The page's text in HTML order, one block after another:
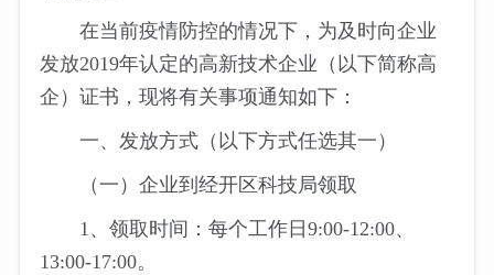
在当前疫情防控的情况下，为及时向企业
发放2019年认定的高新技术企业（以下简称高
企）证书，现将有关事项通知如下：
一、发放方式（以下方式任选其一）
（一）企业到经开区科技局领取
1、领取时间：每个工作日9:00-12:00、
13:00-17:00。